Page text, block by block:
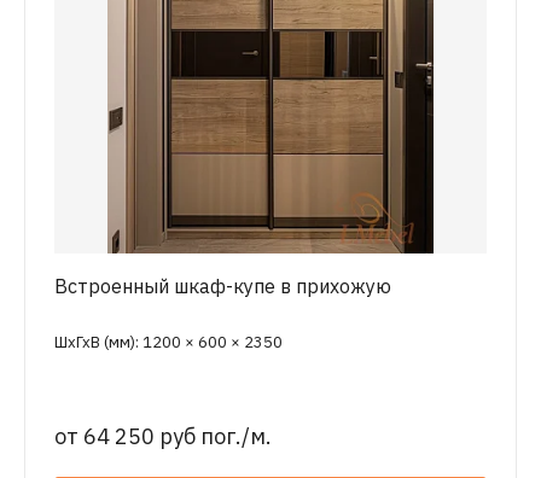
Встроенный шкаф-купе в прихожую
ШхГхВ (мм): 1200 × 600 × 2350
от 64 250 руб пог./м.